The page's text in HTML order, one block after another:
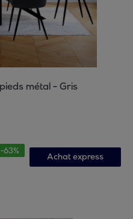
métal - Gris
-63%
Achat express